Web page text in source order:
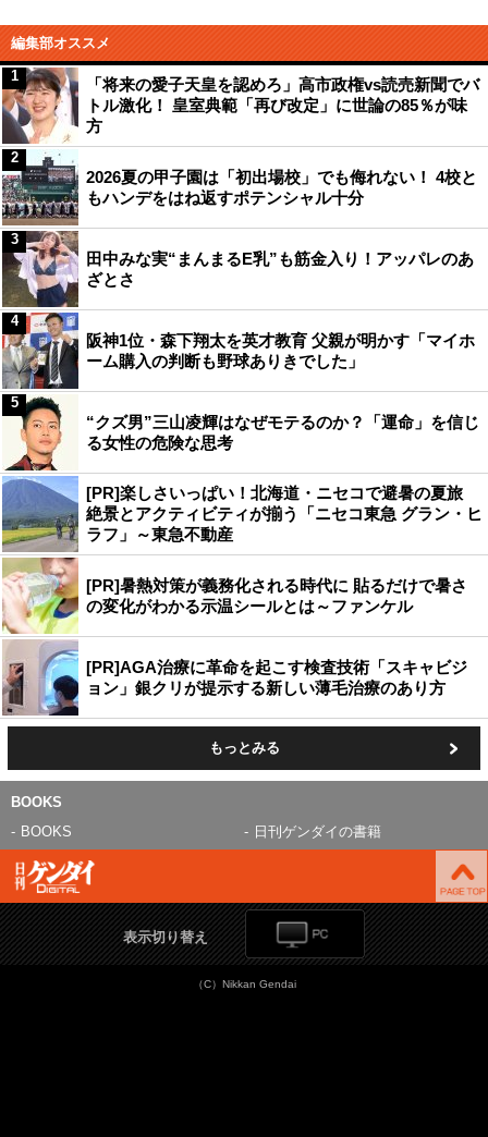
編集部オススメ
「将来の愛子天皇を認めろ」高市政権vs読売新聞でバ
トル激化！ 皇室典範「再び改定」に世論の85％が味
方
1
2026夏の甲子園は「初出場校」でも侮れない！ 4校と
もハンデをはね返すポテンシャル十分
2
田中みな実“まんまるE乳”も筋金入り！アッパレのあ
ざとさ
3
阪神1位・森下翔太を英才教育 父親が明かす「マイホ
ーム購入の判断も野球ありきでした」
4
“クズ男”三山凌輝はなぜモテるのか？「運命」を信じ
る女性の危険な思考
5
[PR]楽しさいっぱい！北海道・ニセコで避暑の夏旅
絶景とアクティビティが揃う「ニセコ東急 グラン・ヒ
ラフ」～東急不動産
[PR]暑熱対策が義務化される時代に 貼るだけで暑さ
の変化がわかる示温シールとは～ファンケル
[PR]AGA治療に革命を起こす検査技術「スキャビジ
ョン」銀クリが提示する新しい薄毛治療のあり方
もっとみる
BOOKS
BOOKS
日刊ゲンダイの書籍
表示切り替え
（C）Nikkan Gendai